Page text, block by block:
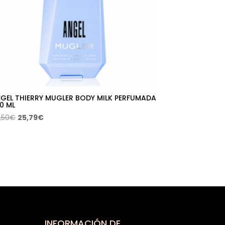
THIERRY MUGLER BODY MILK PERFUMADA
ML
€ El
25,79€El